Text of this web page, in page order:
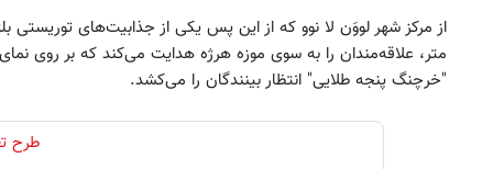
متر، علاقه‌مندان را به سوی موزه‌ هرژه هدایت می‌کند که بر روی
"خرچنگ پنجه طلایی" انتظار بینندگان را می‌کشد.
طرح